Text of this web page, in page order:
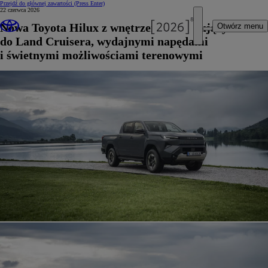
Przejdź do głównej zawartości (Press Enter)
Otwórz menu
22 czerwca 2026
Nowa Toyota Hilux z wnętrzem nawiązującym
do Land Cruisera, wydajnymi napędami
i świetnymi możliwościami terenowymi